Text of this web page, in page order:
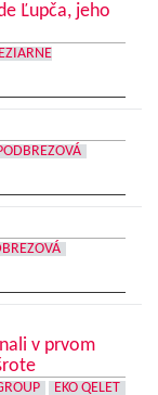
Ľupča, jeho
v prvom
EKO QELET